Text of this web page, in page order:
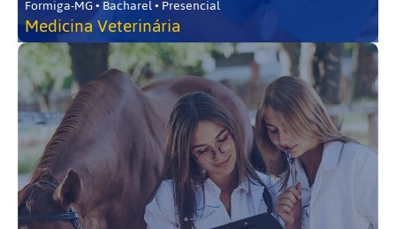
Formiga-MG • Bacharel • Presencial
Medicina Veterinária